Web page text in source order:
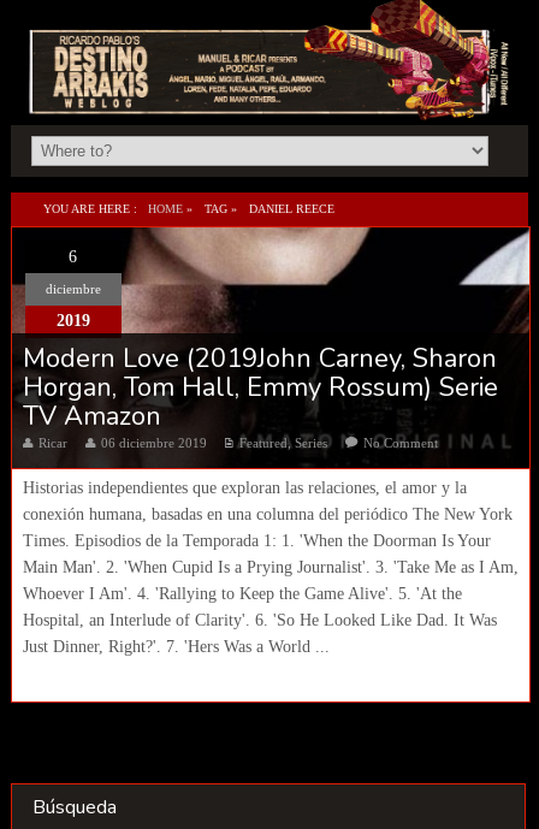
YOU ARE HERE : HOME » TAG » DANIEL REECE
6
diciembre
2019
Modern Love (2019John Carney, Sharon
Horgan, Tom Hall, Emmy Rossum) Serie
TV Amazon
Ricar 06 diciembre 2019 Featured,Series No Comment
Historias independientes que exploran las relaciones, el amor y la
conexión humana, basadas en una columna del periódico The New York
Times. Episodios de la Temporada 1: 1. 'When the Doorman Is Your
Main Man'. 2. 'When Cupid Is a Prying Journalist'. 3. 'Take Me as I Am,
Whoever I Am'. 4. 'Rallying to Keep the Game Alive'. 5. 'At the
Hospital, an Interlude of Clarity'. 6. 'So He Looked Like Dad. It Was
Just Dinner, Right?'. 7. 'Hers Was a World ...
Búsqueda